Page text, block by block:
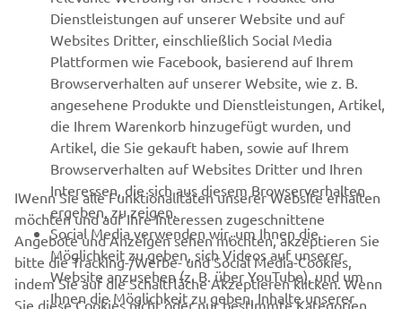
MEHR YAMAHA
SUPPORT
NEWSLETTER
Erfahre als Erster von den neuesten Angeboten,
Sonderveranstaltungen, Neuerscheinungen und vielem mehr.
ABONNIEREN
Dienstleistungen auf unserer Website und auf
Websites Dritter, einschließlich Social Media
Plattformen wie Facebook, basierend auf Ihrem
Browserverhalten auf unserer Website, wie z. B.
angesehene Produkte und Dienstleistungen, Artikel,
die Ihrem Warenkorb hinzugefügt wurden, und
Artikel, die Sie gekauft haben, sowie auf Ihrem
Browserverhalten auf Websites Dritter und Ihren
Interessen, die sich aus diesem Browserverhalten
ergeben, zu zeigen.
Social Media verwenden wir, um Ihnen die
Möglichkeit zu geben, sich Videos auf unserer
Website anzusehen (z. B. über YouTube), und um
Ihnen die Möglichkeit zu geben, Inhalte unserer
IWenn Sie alle Funktionalitäten unserer Website erhalten
möchten und auf Ihre Interessen zugeschnittene
Angebote und Anzeigen sehen möchten, akzeptieren Sie
bitte die Tracking-/Werbe- und Social Media-Cookies,
indem Sie auf die Schaltfläche Akzeptieren klicken. Wenn
Sie diese Cookies nicht oder nur bestimmte Kategorien